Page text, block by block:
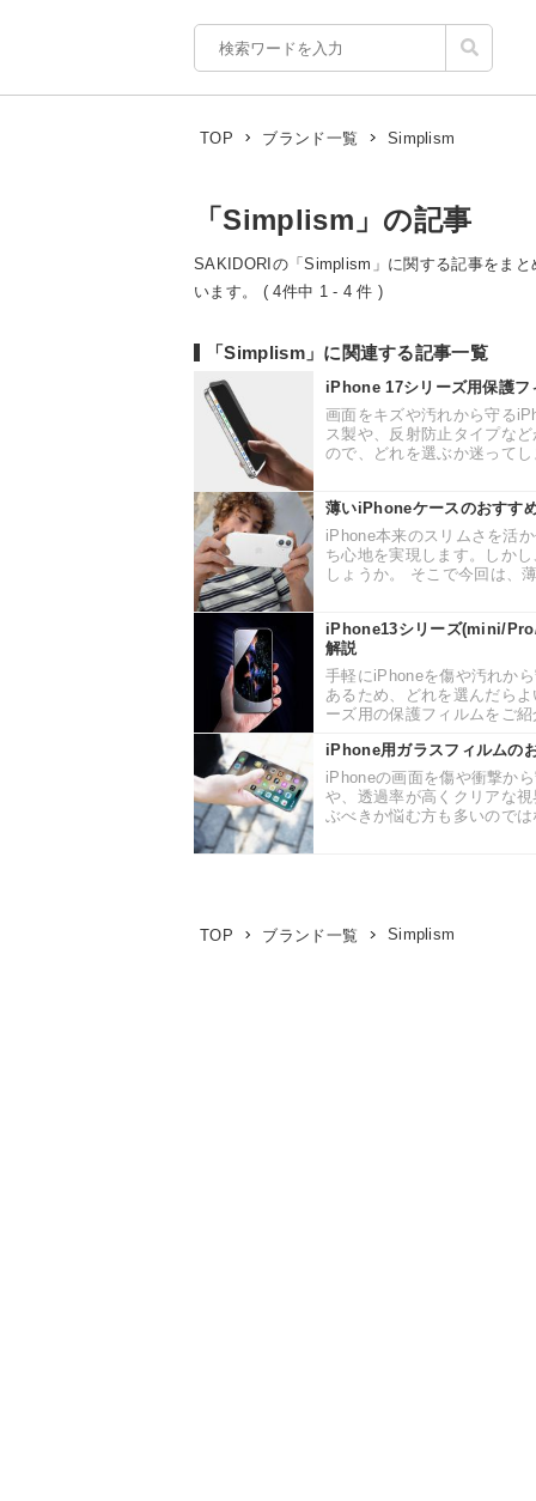
TOP ブランド一覧 Simplism
「Simplism」の記事
SAKIDORIの「Simplism」に関する記事をま
います。 ( 4件中 1 - 4 件 )
「Simplism」に関連する記事一覧
iPhone 17シリーズ用保護フ
画面をキズや汚れから守る
ス製や、反射防止タイプな
ので、どれを選ぶか迷って
薄いiPhoneケースのおすす
iPhone本来のスリムさを活
ち心地を実現します。しか
しょうか。 そこで今回は、
iPhone13シリーズ(mini/
解説
手軽にiPhoneを傷や汚れか
あるため、どれを選んだら
ーズ用の保護フィルムをご
iPhone用ガラスフィルムの
iPhoneの画面を傷や衝撃か
や、透過率が高くクリアな
ぶべきか悩む方も多いので
TOP ブランド一覧 Simplism